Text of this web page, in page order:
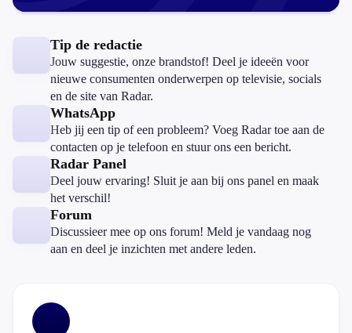
Tip de redactie
Jouw suggestie, onze brandstof! Deel je ideeën voor
nieuwe consumenten onderwerpen op televisie, socials
en de site van Radar.
WhatsApp
Heb jij een tip of een probleem? Voeg Radar toe aan de
contacten op je telefoon en stuur ons een bericht.
Radar Panel
Deel jouw ervaring! Sluit je aan bij ons panel en maak
het verschil!
Forum
Discussieer mee op ons forum! Meld je vandaag nog
aan en deel je inzichten met andere leden.